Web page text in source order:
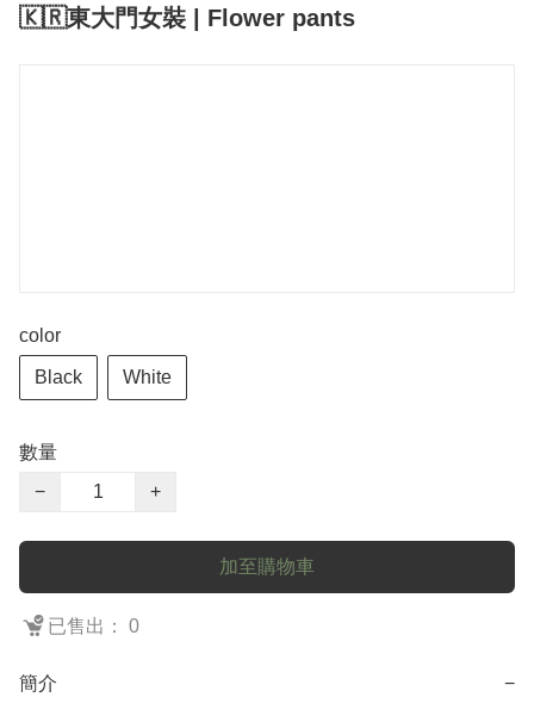
🇰🇷東大門女裝 | Flower pants
color
Black White
數量
−
+
加至購物車
已售出： 0
簡介 −